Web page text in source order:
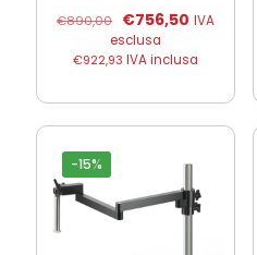
€890,00
Il
prezzo
originale
€756,50 Il
attuale
€756,50.
IVA
esclusa
€922,93 IVA inclusa
-15%